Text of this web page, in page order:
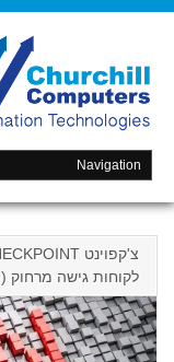
לקוחות גישה מרחוק (VPN)